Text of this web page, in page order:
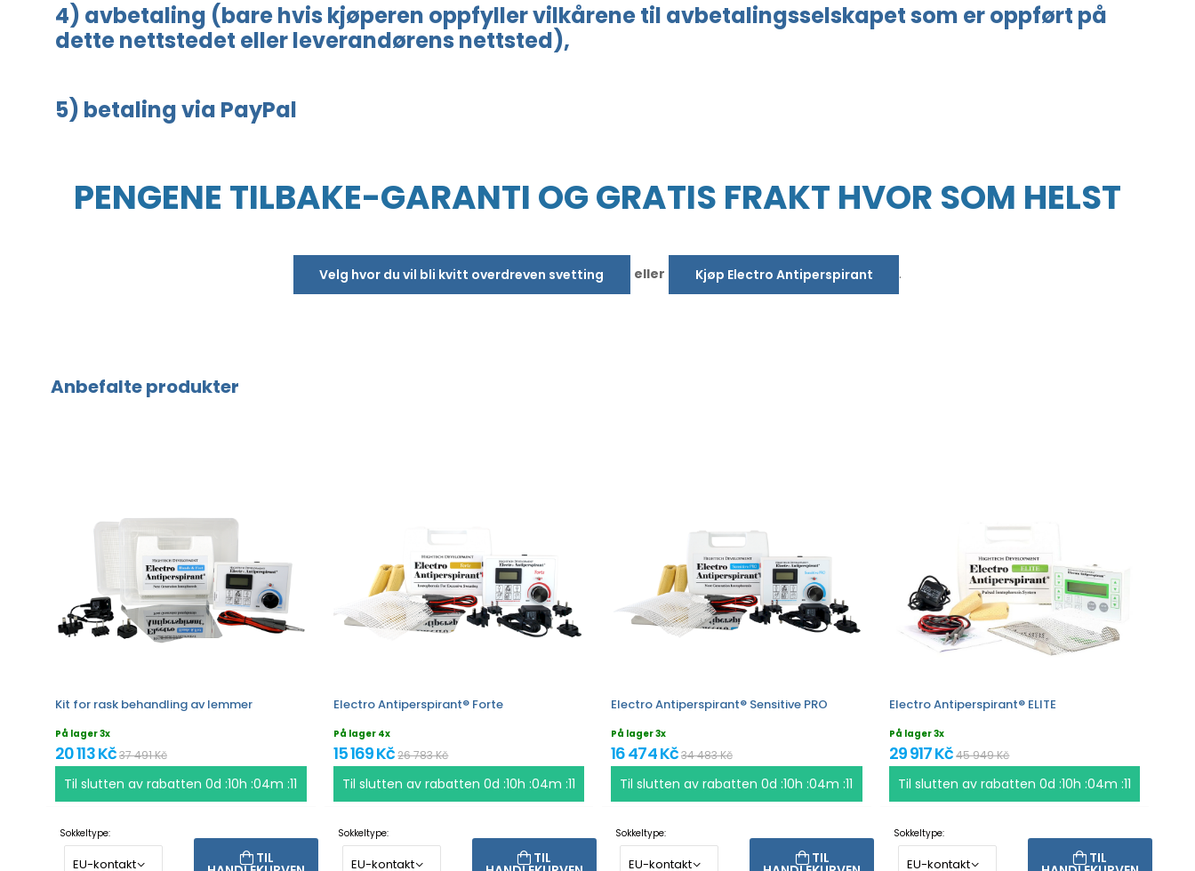
4) avbetaling (bare hvis kjøperen oppfyller vilkårene til avbetalingsselskapet som er oppført på
dette nettstedet eller leverandørens nettsted),
5) betaling via PayPal
PENGENE TILBAKE-GARANTI OG GRATIS FRAKT HVOR SOM HELST
Velg hvor du vil bli kvitt overdreven svetting eller Kjøp Electro Antiperspirant .
Anbefalte produkter
Kit for rask behandling av lemmer
På lager 3x
20 113 Kč37 491 Kč
Til slutten av rabatten0d :10h :04m :11
Sokkeltype:
TIL
Electro Antiperspirant® Forte
På lager 4x
15 169 Kč 26 783 Kč
Til slutten av rabatten 0d :10h :04m :11
Sokkeltype:
TIL
Electro Antiperspirant® Sensitive PRO
På lager 3x
16 474 Kč34 483 Kč
Til slutten av rabatten0d :10h :04m :11
Sokkeltype:
TIL
Electro Antiperspirant® ELITE
På lager 3x
29 917 Kč 45 949 Kč
Til slutten av rabatten 0d :10h :04m :11
Sokkeltype:
TIL